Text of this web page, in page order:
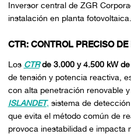
Inversor central de ZGR
instalación en planta fotovoltaica.
CTR: CONTROL PRECISO DE
Los CTRde 3.000 y 4.500 kW de
de tensión y potencia reactiva,
con alta penetración renovable
ISLANDET, sistema de
que evita el método común de
provoca inestabilidad e impacta